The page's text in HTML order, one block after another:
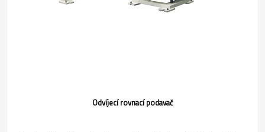
Odvíjecí rovnací podavač